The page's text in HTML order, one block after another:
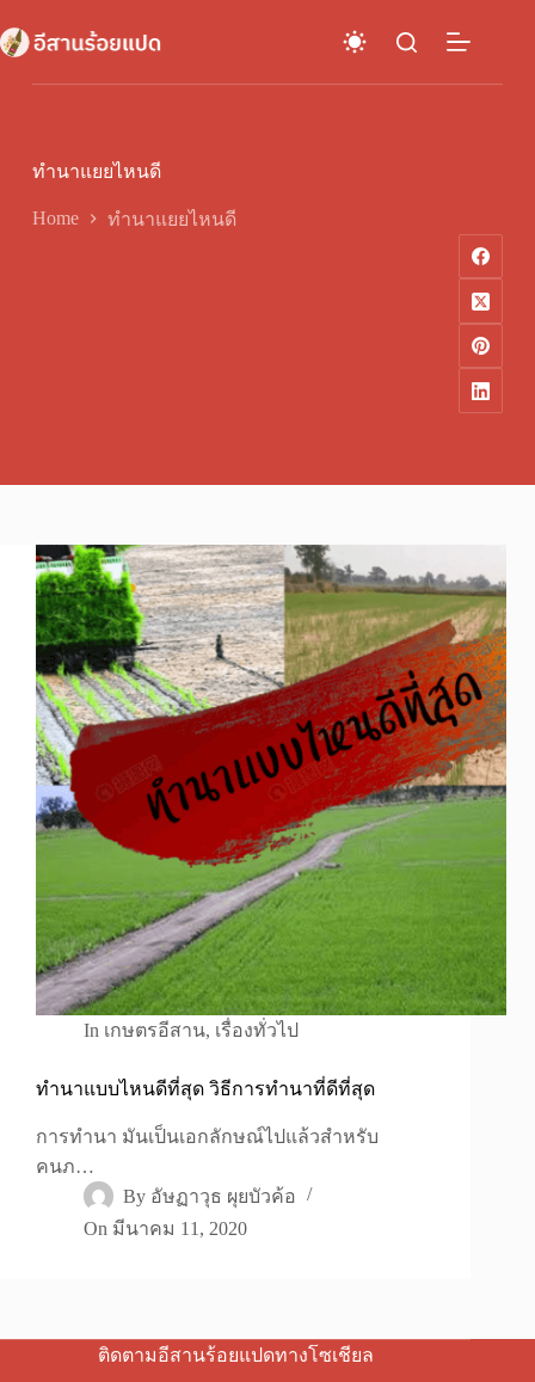
to
content
ทำนาแยยไหนดี
Home ทำนาแยยไหนดี
In เกษตรอีสาน, เรื่องทั่วไป
ทำนาแบบไหนดีที่สุด วิธีการทำนาที่ดีที่สุด
การทำนา มันเป็นเอกลักษณ์ไปแล้วสำหรับ
คนภ…
By อัษฏาวุธ ผุยบัวค้อ
On มีนาคม 11, 2020
ติดตามอีสานร้อยแปดทางโซเชียล